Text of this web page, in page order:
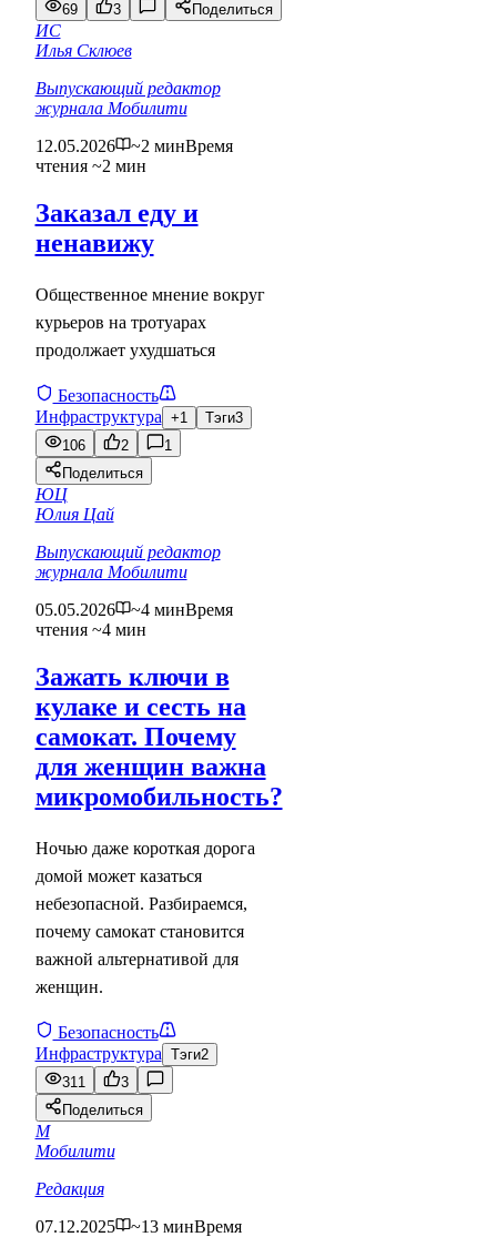
69
3 Поделиться
ИС
Илья Склюев
Выпускающий редактор
журнала Мобилити
12.05.2026
~2 минВремя
чтения ~2 мин
Заказал еду и
ненавижу
Общественное мнение вокруг
курьеров на тротуарах
продолжает ухудшаться
Безопасность
Инфраструктура +1 Тэги3
106
2
1
Поделиться
ЮЦ
Юлия Цай
Выпускающий редактор
журнала Мобилити
05.05.2026
~4 минВремя
чтения ~4 мин
Зажать ключи в
кулаке и сесть на
самокат. Почему
для женщин важна
микромобильность?
Ночью даже короткая дорога
домой может казаться
небезопасной. Разбираемся,
почему самокат становится
важной альтернативой для
женщин.
Безопасность
Инфраструктура Тэги2
311
3
Поделиться
М
Мобилити
Редакция
07.12.2025
~13 минВремя